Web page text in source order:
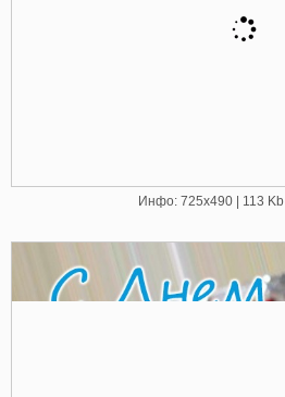
Инфо: 725х490 | 113 Kb